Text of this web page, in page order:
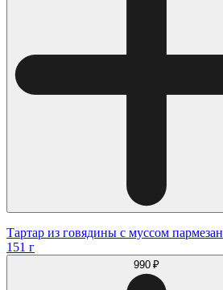
Тартар из говядины с муссом пармезан
151 г
990 ₽